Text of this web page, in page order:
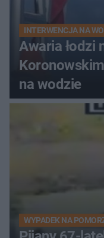
INTERWENCJA NA
Awaria łodzi
na wodzie
WYPADEK NA